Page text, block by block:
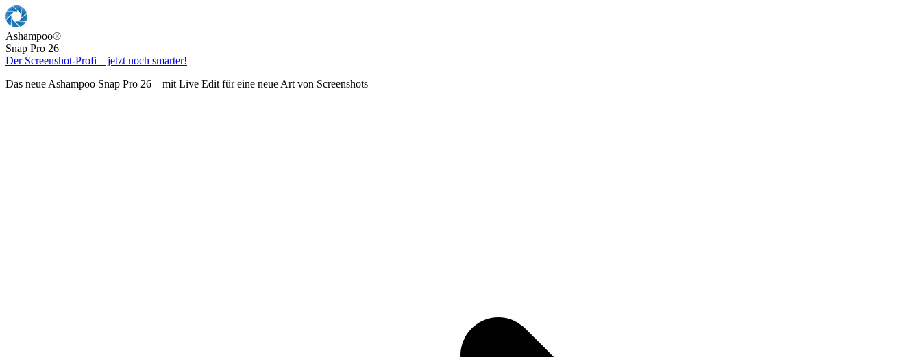
Ashampoo®
Snap Pro 26
Der Screenshot-Profi – jetzt noch smarter!
Das neue Ashampoo Snap Pro 26 – mit Live Edit für eine neue Art von Screenshots